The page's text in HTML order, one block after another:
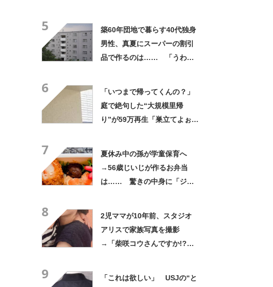
5
築60年団地で暮らす40代独身
男性、真夏にスーパーの割引
品で作るのは…… 「うわ
6
「いつまで帰ってくんの？」
庭で絶句した“大規模里帰
り”が59万再生「巣立てよぉぉ
7
夏休み中の孫が学童保育へ
→56歳じいじが作るお弁当
は…… 驚きの中身に「ジイ
8
2児ママが10年前、スタジオ
アリスで家族写真を撮影
→「柴咲コウさんですか!?」
9
「これは欲しい」 USJの“と